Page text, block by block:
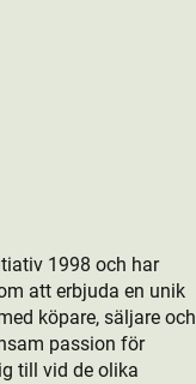
1998 och har
att erbjuda en unik
köpare, säljare och
passion för
till vid de olika